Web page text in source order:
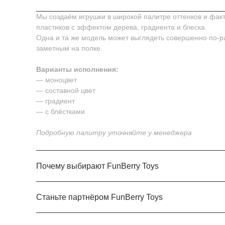
Мы создаём игрушки в широкой палитре оттенков и
пластиков с эффектом дерева, градиента и блеска.
Одна и та же модель может выглядеть совершенно по-
заметным на полке.
Варианты исполнения:
— моноцвет
— составной цвет
— градиент
— с блёстками
Подробную палитру уточняйте у менеджера
Почему выбирают FunBerry Toys
Станьте партнёром FunBerry Toys